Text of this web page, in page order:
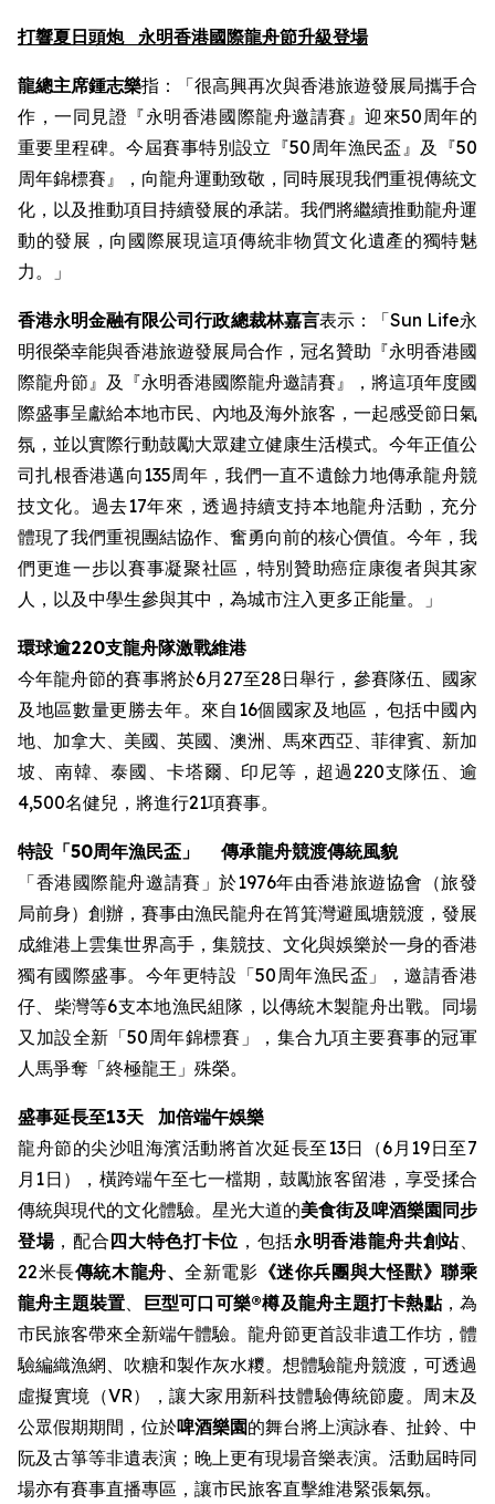
打響夏日頭炮 永明香港國際龍舟節升級登場
龍總主席鍾志樂指：「很高興再次與香港旅遊發展局攜手合
作，一同見證『永明香港國際龍舟邀請賽』迎來50周年的
重要里程碑。今屆賽事特別設立『50周年漁民盃』及『50
周年錦標賽』，向龍舟運動致敬，同時展現我們重視傳統文
化，以及推動項目持續發展的承諾。我們將繼續推動龍舟運
動的發展，向國際展現這項傳統非物質文化遺產的獨特魅
力。」
香港永明金融有限公司行政總裁林嘉言表示：「Sun Life永
明很榮幸能與香港旅遊發展局合作，冠名贊助『永明香港國
際龍舟節』及『永明香港國際龍舟邀請賽』，將這項年度國
際盛事呈獻給本地市民、內地及海外旅客，一起感受節日氣
氛，並以實際行動鼓勵大眾建立健康生活模式。今年正值公
司扎根香港邁向135周年，我們一直不遺餘力地傳承龍舟競
技文化。過去17年來，透過持續支持本地龍舟活動，充分
體現了我們重視團結協作、奮勇向前的核心價值。今年，我
們更進一步以賽事凝聚社區，特別贊助癌症康復者與其家
人，以及中學生參與其中，為城市注入更多正能量。」
環球逾220支龍舟隊激戰維港
今年龍舟節的賽事將於6月27至28日舉行，參賽隊伍、國家
及地區數量更勝去年。來自16個國家及地區，包括中國內
地、加拿大、美國、英國、澳洲、馬來西亞、菲律賓、新加
坡、南韓、泰國、卡塔爾、印尼等，超過220支隊伍、逾
4,500名健兒，將進行21項賽事。
特設 「50周年漁民盃」
傳承龍舟競渡傳統風貌
「香港國際龍舟邀請賽」於1976年由香港旅遊協會（旅發
局前身）創辦，賽事由漁民龍舟在筲箕灣避風塘競渡，發展
成維港上雲集世界高手，集競技、文化與娛樂於一身的香港
獨有國際盛事。今年更特設「50周年漁民盃」，邀請香港
仔、柴灣等6支本地漁民組隊，以傳統木製龍舟出戰。同場
又加設全新「50周年錦標賽」，集合九項主要賽事的冠軍
人馬爭奪「終極龍王」殊榮。
盛事延長至13天
加倍端午娛樂
龍舟節的尖沙咀海濱活動將首次延長至13日（6月19日至7
月1日），橫跨端午至七一檔期，鼓勵旅客留港，享受揉合
傳統與現代的文化體驗。星光大道的美食街及啤酒樂園同步
登場，配合四大特色打卡位 ，包括永明香港龍舟共創站、
22米長傳統木龍舟、全新電影 《迷你兵團與大怪獸》聯乘
龍舟主題裝置、 巨型可口可樂®樽及龍舟主題打卡熱點，為
市民旅客帶來全新端午體驗。龍舟節更首設非遺工作坊，體
驗編織漁網、吹糖和製作灰水糭。想體驗龍舟競渡，可透過
虛擬實境（VR），讓大家用新科技體驗傳統節慶。周末及
公眾假期期間，位於啤酒樂園的舞台將上演詠春、扯鈴、中
阮及古箏等非遺表演；晚上更有現場音樂表演。活動屆時同
場亦有賽事直播專區，讓市民旅客直擊維港緊張氣氛。